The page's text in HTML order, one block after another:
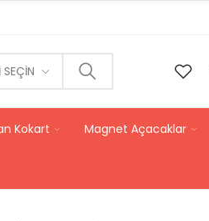
Kokart Magnet Açacaklar